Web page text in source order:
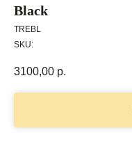
Black
TREBL
SKU:
3100,00 р.